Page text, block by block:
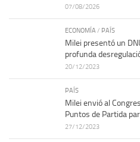
07/08/2026
ECONOMÍA / PAÍS
Milei presentó un
profunda
20/12/2023
PAÍS
Milei envió al
Puntos de Partida
27/12/2023